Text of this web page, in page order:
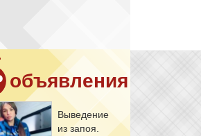
объявления
Вы­ве­де­ние
из за­поя.